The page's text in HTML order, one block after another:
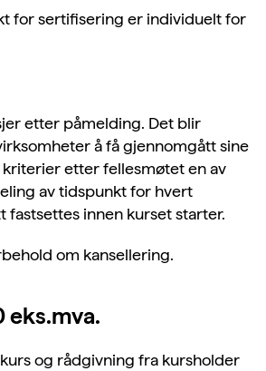
for sertifisering er individuelt for
etter påmelding. Det blir
å få gjennomgått sine
etter fellesmøtet en av
av tidspunkt for hvert
fastsettes innen kurset starter.
om kansellering.
eks.mva.
og rådgivning fra kursholder